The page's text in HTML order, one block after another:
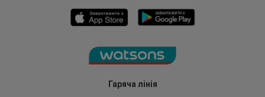
Гаряча лінія